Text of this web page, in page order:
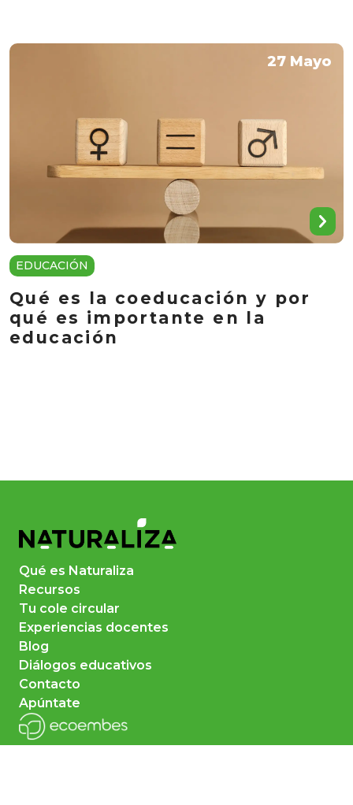
27 Mayo
EDUCACIÓN
Qué es la coeducación y por
qué es importante en la
educación
Qué es Naturaliza
Recursos
Tu cole circular
Experiencias docentes
Blog
Diálogos educativos
Contacto
Apúntate